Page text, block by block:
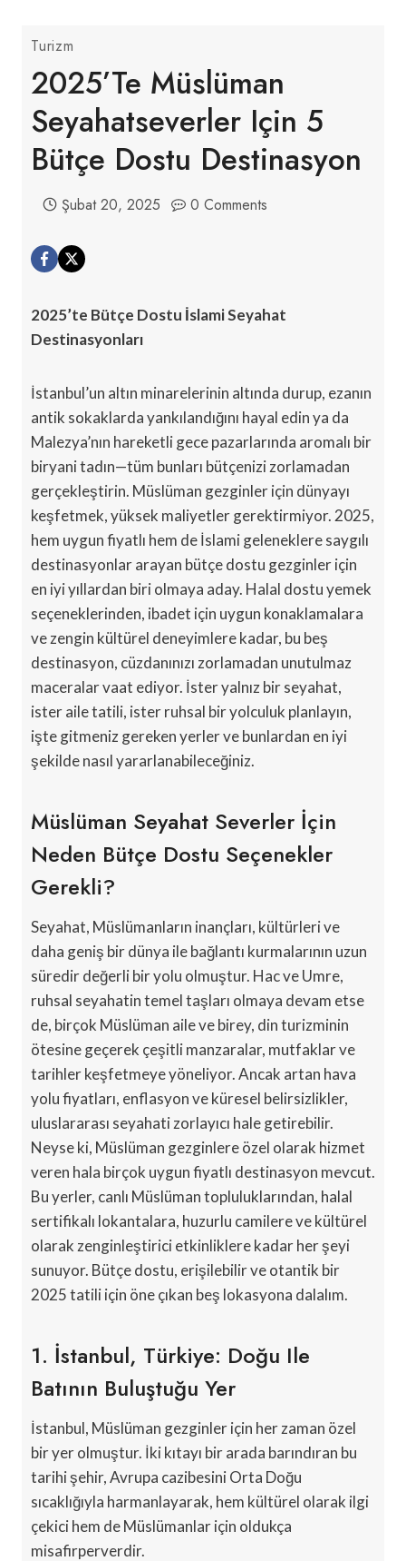
Turizm
2025’te Müslüman
Seyahatseverler Için 5
Bütçe Dostu Destinasyon
Şubat 20, 2025 0 Comments
2025’te Bütçe Dostu İslami Seyahat
Destinasyonları
İstanbul’un altın minarelerinin altında durup, ezanın
antik sokaklarda yankılandığını hayal edin ya da
Malezya’nın hareketli gece pazarlarında aromalı bir
biryani tadın—tüm bunları bütçenizi zorlamadan
gerçekleştirin. Müslüman gezginler için dünyayı
keşfetmek, yüksek maliyetler gerektirmiyor. 2025,
hem uygun fiyatlı hem de İslami geleneklere saygılı
destinasyonlar arayan bütçe dostu gezginler için
en iyi yıllardan biri olmaya aday. Halal dostu yemek
seçeneklerinden, ibadet için uygun konaklamalara
ve zengin kültürel deneyimlere kadar, bu beş
destinasyon, cüzdanınızı zorlamadan unutulmaz
maceralar vaat ediyor. İster yalnız bir seyahat,
ister aile tatili, ister ruhsal bir yolculuk planlayın,
işte gitmeniz gereken yerler ve bunlardan en iyi
şekilde nasıl yararlanabileceğiniz.
Müslüman Seyahat Severler İçin
Neden Bütçe Dostu Seçenekler
Gerekli?
Seyahat, Müslümanların inançları, kültürleri ve
daha geniş bir dünya ile bağlantı kurmalarının uzun
süredir değerli bir yolu olmuştur. Hac ve Umre,
ruhsal seyahatin temel taşları olmaya devam etse
de, birçok Müslüman aile ve birey, din turizminin
ötesine geçerek çeşitli manzaralar, mutfaklar ve
tarihler keşfetmeye yöneliyor. Ancak artan hava
yolu fiyatları, enflasyon ve küresel belirsizlikler,
uluslararası seyahati zorlayıcı hale getirebilir.
Neyse ki, Müslüman gezginlere özel olarak hizmet
veren hala birçok uygun fiyatlı destinasyon mevcut.
Bu yerler, canlı Müslüman topluluklarından, halal
sertifikalı lokantalara, huzurlu camilere ve kültürel
olarak zenginleştirici etkinliklere kadar her şeyi
sunuyor. Bütçe dostu, erişilebilir ve otantik bir
2025 tatili için öne çıkan beş lokasyona dalalım.
1. İstanbul, Türkiye: Doğu Ile
Batının Buluştuğu Yer
İstanbul, Müslüman gezginler için her zaman özel
bir yer olmuştur. İki kıtayı bir arada barındıran bu
tarihi şehir, Avrupa cazibesini Orta Doğu
sıcaklığıyla harmanlayarak, hem kültürel olarak ilgi
çekici hem de Müslümanlar için oldukça
misafirperverdir.